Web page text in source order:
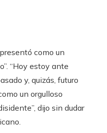
como un
“Hoy estoy ante
y, quizás, futuro
un orgulloso
dijo sin dudar